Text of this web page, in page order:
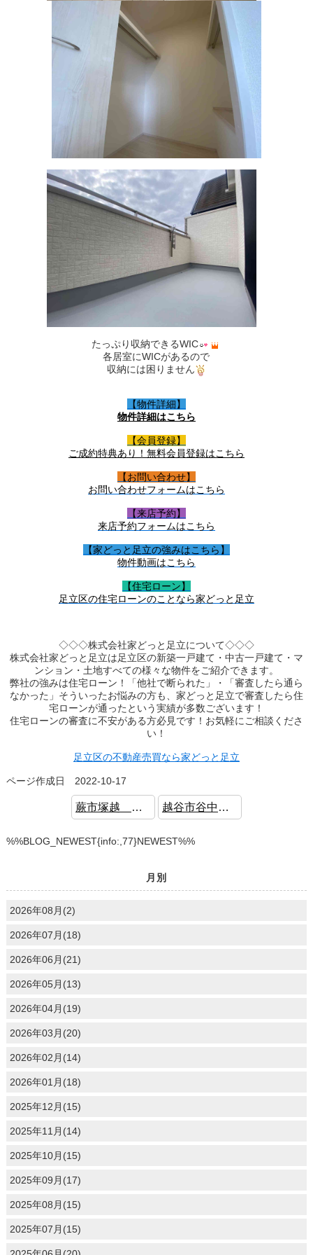
たっぷり収納できるWIC
各居室にWICがあるので
収納には困りません
【物件詳細】
物件詳細はこちら
【会員登録】
ご成約特典あり！無料会員登録はこちら
【お問い合わせ】
お問い合わせフォームはこちら
【来店予約】
来店予約フォームはこちら
【家どっと足立の強みはこちら】
物件動画はこちら
【住宅ローン】
足立区の住宅ローンのことなら家どっと足立
◇◇◇株式会社家どっと足立について◇◇◇
株式会社家どっと足立は足立区の新築一戸建て・中古一戸建て・マ
ンション・土地すべての様々な物件をご紹介できます。
弊社の強みは住宅ローン！「他社で断られた」・「審査したら通ら
なかった」そういったお悩みの方も、家どっと足立で審査したら住
宅ローンが通ったという実績が多数ございます！
住宅ローンの審査に不安がある方必見です！お気軽にご相談くださ
い！
足立区の不動産売買なら家どっと足立
ページ作成日 2022-10-17
蕨市塚越 新築戸建 WIC 広々LDK 越谷市谷中町4丁目 中古戸建 リフォーム済 住環境良好
%%BLOG_NEWEST{info:,77}NEWEST%%
月別
2026年08月(2)
2026年07月(18)
2026年06月(21)
2026年05月(13)
2026年04月(19)
2026年03月(20)
2026年02月(14)
2026年01月(18)
2025年12月(15)
2025年11月(14)
2025年10月(15)
2025年09月(17)
2025年08月(15)
2025年07月(15)